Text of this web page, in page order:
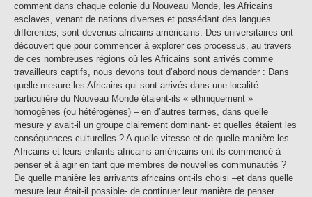
comment dans chaque colonie du Nouveau Monde, les Africains
esclaves, venant de nations diverses et possédant des langues
différentes, sont devenus africains-américains. Des universitaires ont
découvert que pour commencer à explorer ces processus, au travers
de ces nombreuses régions où les Africains sont arrivés comme
travailleurs captifs, nous devons tout d’abord nous demander : Dans
quelle mesure les Africains qui sont arrivés dans une localité
particulière du Nouveau Monde étaient-ils « ethniquement »
homogènes (ou hétérogènes) – en d’autres termes, dans quelle
mesure y avait-il un groupe clairement dominant- et quelles étaient les
conséquences culturelles ? A quelle vitesse et de quelle manière les
Africains et leurs enfants africains-américains ont-ils commencé à
penser et à agir en tant que membres de nouvelles communautés ?
De quelle manière les arrivants africains ont-ils choisi –et dans quelle
mesure leur était-il possible- de continuer leur manière de penser